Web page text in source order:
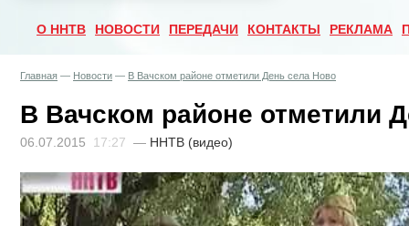
О ННТВ НОВОСТИ ПЕРЕДАЧИ КОНТАКТЫ РЕКЛАМА
Главная — Новости — В Вачском районе отметили День села Ново
В Вачском районе отметили
06.07.2015 17:27 — ННТВ (видео)